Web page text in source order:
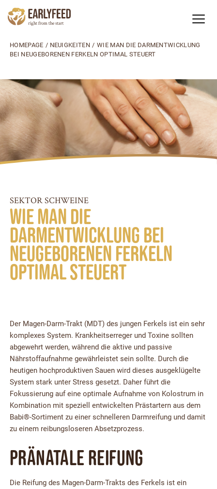
HOMEPAGE / NEUIGKEITEN / WIE MAN DIE DARMENTWICKLUNG
BEI NEUGEBORENEN FERKELN OPTIMAL STEUERT
SEKTOR SCHWEINE
Wie man die
Darmentwicklung bei
neugeborenen Ferkeln
optimal steuert
Der Magen-Darm-Trakt (MDT) des jungen Ferkels ist ein sehr
komplexes System. Krankheitserreger und Toxine sollten
abgewehrt werden, während die aktive und passive
Nährstoffaufnahme gewährleistet sein sollte. Durch die
heutigen hochproduktiven Sauen wird dieses ausgeklügelte
System stark unter Stress gesetzt. Daher führt die
Fokussierung auf eine optimale Aufnahme von Kolostrum in
Kombination mit speziell entwickelten Prästartern aus dem
Babi®-Sortiment zu einer schnelleren Darmreifung und damit
zu einem reibungsloseren Absetzprozess.
Pränatale Reifung
Die Reifung des Magen-Darm-Trakts des Ferkels ist ein